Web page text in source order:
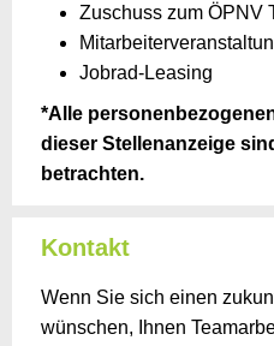
Zuschuss zum ÖPNV
Jobrad-Leasing
*Alle
dieser Stellenanzeige
betrachten.
Kontakt
Wenn Sie sich einen
wünschen, Ihnen